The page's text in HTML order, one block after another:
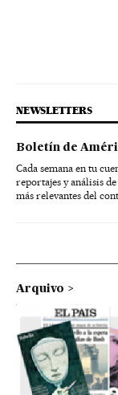
NEWSLETTERS
Boletín de
Cada semana en tu
reportajes y análisis
más relevantes del
Arquivo